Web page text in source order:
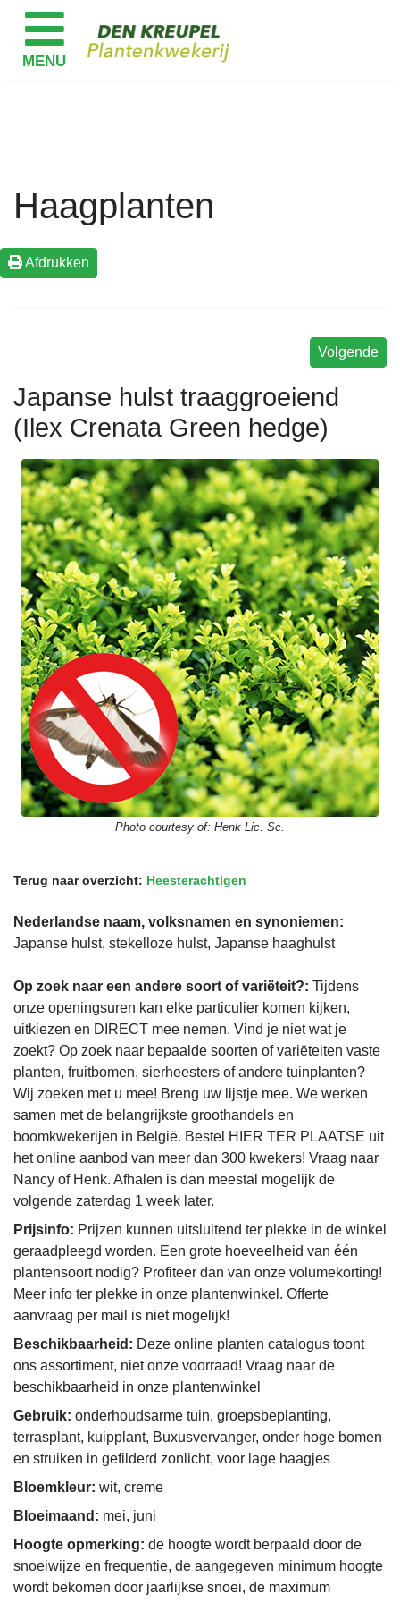
Haagplanten
Afdrukken
Volgende
Japanse hulst traaggroeiend
(Ilex Crenata Green hedge)
Photo courtesy of: Henk Lic. Sc.
Terug naar overzicht: Heesterachtigen
Nederlandse naam, volksnamen en synoniemen:
Japanse hulst, stekelloze hulst, Japanse haaghulst
Op zoek naar een andere soort of variëteit?: Tijdens
onze openingsuren kan elke particulier komen kijken,
uitkiezen en DIRECT mee nemen. Vind je niet wat je
zoekt? Op zoek naar bepaalde soorten of variëteiten vaste
planten, fruitbomen, sierheesters of andere tuinplanten?
Wij zoeken met u mee! Breng uw lijstje mee. We werken
samen met de belangrijkste groothandels en
boomkwekerijen in België. Bestel HIER TER PLAATSE uit
het online aanbod van meer dan 300 kwekers! Vraag naar
Nancy of Henk. Afhalen is dan meestal mogelijk de
volgende zaterdag 1 week later.
Prijsinfo: Prijzen kunnen uitsluitend ter plekke in de winkel
geraadpleegd worden. Een grote hoeveelheid van één
plantensoort nodig? Profiteer dan van onze volumekorting!
Meer info ter plekke in onze plantenwinkel. Offerte
aanvraag per mail is niet mogelijk!
Beschikbaarheid: Deze online planten catalogus toont
ons assortiment, niet onze voorraad! Vraag naar de
beschikbaarheid in onze plantenwinkel
Gebruik: onderhoudsarme tuin, groepsbeplanting,
terrasplant, kuipplant, Buxusvervanger, onder hoge bomen
en struiken in gefilderd zonlicht, voor lage haagjes
Bloemkleur: wit, creme
Bloeimaand: mei, juni
Hoogte opmerking: de hoogte wordt berpaald door de
snoeiwijze en frequentie, de aangegeven minimum hoogte
wordt bekomen door jaarlijkse snoei, de maximum